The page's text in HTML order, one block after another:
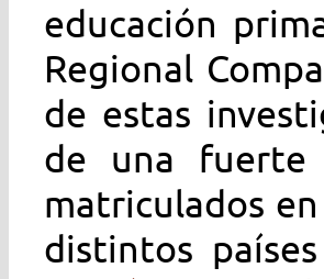
educación
Regional
de estas
de una fuerte
matriculados
distintos